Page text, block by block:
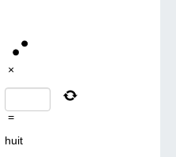
×
=
huit